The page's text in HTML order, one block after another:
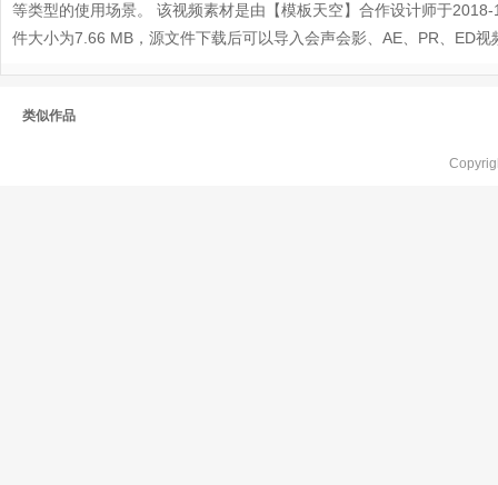
等类型的使用场景。 该视频素材是由【模板天空】合作设计师于
件大小为7.66 MB，源文件下载后可以导入会声会影、AE、PR、ED
类似作品